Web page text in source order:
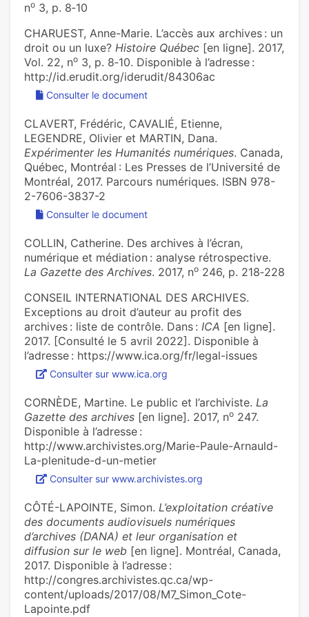
no 3, p. 8‑10
CHARUEST, Anne-Marie. L’accès aux archives : un
droit ou un luxe? Histoire Québec [en ligne]. 2017,
Vol. 22, no 3, p. 8‑10. Disponible à l’adresse :
http://id.erudit.org/iderudit/84306ac
Consulter le document
CLAVERT, Frédéric, CAVALIÉ, Etienne,
LEGENDRE, Olivier et MARTIN, Dana.
Expérimenter les Humanités numériques. Canada,
Québec, Montréal : Les Presses de l’Université de
Montréal, 2017. Parcours numériques. ISBN 978-
2-7606-3837-2
Consulter le document
COLLIN, Catherine. Des archives à l’écran,
numérique et médiation : analyse rétrospective.
La Gazette des Archives. 2017, no 246, p. 218‑228
CONSEIL INTERNATIONAL DES ARCHIVES.
Exceptions au droit d’auteur au profit des
archives : liste de contrôle. Dans : ICA [en ligne].
2017. [Consulté le 5 avril 2022]. Disponible à
l’adresse : https://www.ica.org/fr/legal-issues
Consulter sur www.ica.org
CORNÈDE, Martine. Le public et l’archi­viste. La
Gazette des archives [en ligne]. 2017, no 247.
Disponible à l’adresse :
http://www.archivistes.org/Marie-Paule-Arnauld-
La-plenitude-d-un-metier
Consulter sur www.archivistes.org
CÔTÉ-LAPOINTE, Simon. L’exploitation créative
des documents audiovisuels numériques
d’archives (DANA) et leur organisation et
diffusion sur le web [en ligne]. Montréal, Canada,
2017. Disponible à l’adresse :
http://congres.archivistes.qc.ca/wp-
content/uploads/2017/08/M7_Simon_Cote-
Lapointe.pdf